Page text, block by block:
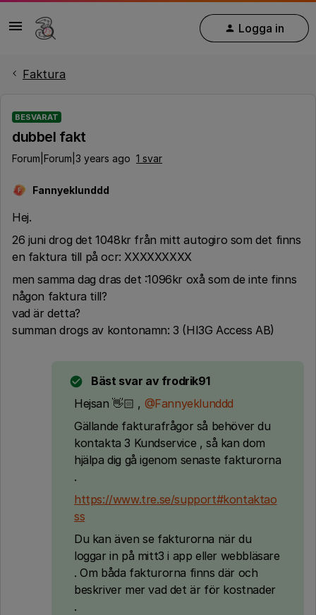
Logga in
Faktura
BESVARAT
dubbel fakt
Forum|Forum|3 years ago 1 svar
F Fannyeklunddd
Hej.
26 juni drog det 1048kr från mitt autogiro som det finns
en faktura till på ocr: XXXXXXXXX
men samma dag dras det :1096kr oxå som de inte finns
någon faktura till?
vad är detta?
summan drogs av kontonamn: 3 (HI3G Access AB)
Bäst svar av frodrik91
Hejsan 👋🏻 , @Fannyeklunddd
Gällande fakturafrågor så behöver du
kontakta 3 Kundservice , så kan dom
hjälpa dig gå igenom senaste fakturorna
.
https://www.tre.se/support#kontaktao
ss
Du kan även se fakturorna när du
loggar in på mitt3 i app eller webbläsare
. Om båda fakturorna finns där och
beskriver mer vad det är för kostnader
.